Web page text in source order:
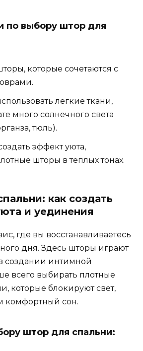
по выбору штор для
которые сочетаются с
легкие ткани,
много солнечного света
тюль).
эффект уюта,
шторы в теплых тонах.
как создать
и уединения
где вы восстанавливаетесь
дня. Здесь шторы играют
создании интимной
всего выбирать плотные
которые блокируют свет,
комфортный сон.
штор для спальни: